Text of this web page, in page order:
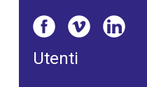
Utenti